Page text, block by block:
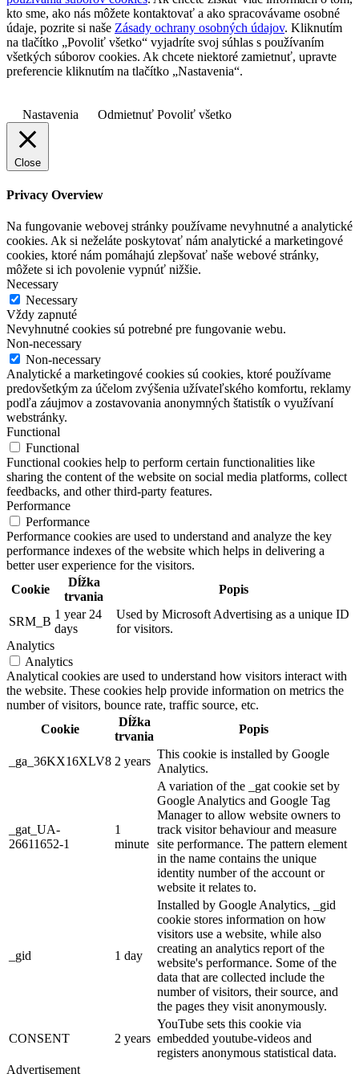
kto sme, ako nás môžete kontaktovať a ako spracovávame osobné
údaje, pozrite si naše Zásady ochrany osobných údajov. Kliknutím
na tlačítko „Povoliť všetko“ vyjadríte svoj súhlas s používaním
všetkých súborov cookies. Ak chcete niektoré zamietnuť, upravte
preferencie kliknutím na tlačítko „Nastavenia“.
Nastavenia Odmietnuť Povoliť všetko
Close
Privacy Overview
Na fungovanie webovej stránky používame nevyhnutné a analytické
cookies. Ak si neželáte poskytovať nám analytické a marketingové
cookies, ktoré nám pomáhajú zlepšovať naše webové stránky,
môžete si ich povolenie vypnúť nižšie.
Necessary
Necessary
Vždy zapnuté
Nevyhnutné cookies sú potrebné pre fungovanie webu.
Non-necessary
Non-necessary
Analytické a marketingové cookies sú cookies, ktoré používame
predovšetkým za účelom zvýšenia užívateľského komfortu, reklamy
podľa záujmov a zostavovania anonymných štatistík o využívaní
webstránky.
Functional
Functional
Functional cookies help to perform certain functionalities like
sharing the content of the website on social media platforms, collect
feedbacks, and other third-party features.
Performance
Performance
Performance cookies are used to understand and analyze the key
performance indexes of the website which helps in delivering a
better user experience for the visitors.
Cookie
Dĺžka
trvania
Popis
SRM_B
1 year 24
days
Used by Microsoft Advertising as a unique ID
for visitors.
Analytics
Analytics
Analytical cookies are used to understand how visitors interact with
the website. These cookies help provide information on metrics the
number of visitors, bounce rate, traffic source, etc.
Cookie
Dĺžka
trvania
Popis
_ga_36KX16XLV8 2 years
This cookie is installed by Google
Analytics.
_gat_UA-
26611652-1
1
minute
A variation of the _gat cookie set by
Google Analytics and Google Tag
Manager to allow website owners to
track visitor behaviour and measure
site performance. The pattern element
in the name contains the unique
identity number of the account or
website it relates to.
_gid 1 day
Installed by Google Analytics, _gid
cookie stores information on how
visitors use a website, while also
creating an analytics report of the
website's performance. Some of the
data that are collected include the
number of visitors, their source, and
the pages they visit anonymously.
CONSENT 2 years
YouTube sets this cookie via
embedded youtube-videos and
registers anonymous statistical data.
Advertisement